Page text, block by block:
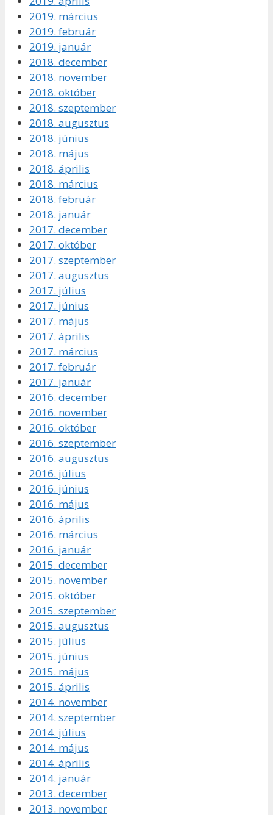
2019. március
2019. február
2019. január
2018. december
2018. november
2018. október
2018. szeptember
2018. augusztus
2018. június
2018. május
2018. április
2018. március
2018. február
2018. január
2017. december
2017. október
2017. szeptember
2017. augusztus
2017. július
2017. június
2017. május
2017. április
2017. március
2017. február
2017. január
2016. december
2016. november
2016. október
2016. szeptember
2016. augusztus
2016. július
2016. június
2016. május
2016. április
2016. március
2016. január
2015. december
2015. november
2015. október
2015. szeptember
2015. augusztus
2015. július
2015. június
2015. május
2015. április
2014. november
2014. szeptember
2014. július
2014. május
2014. április
2014. január
2013. december
2013. november